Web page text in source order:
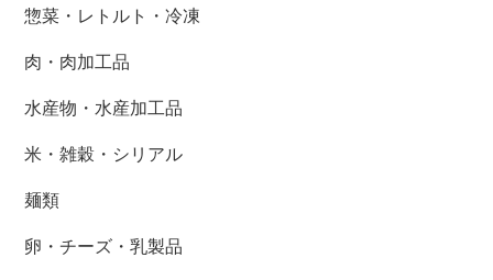
惣菜・レトルト・冷凍
肉・肉加工品
水産物・水産加工品
米・雑穀・シリアル
麺類
卵・チーズ・乳製品